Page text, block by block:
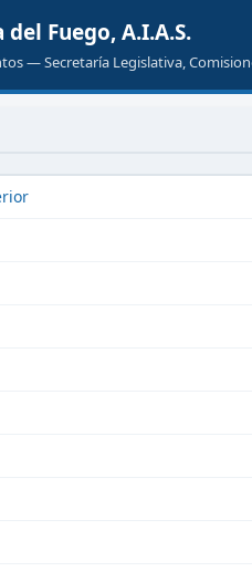
Fuego, A.I.A.S.
— Secretaría Legislativa,